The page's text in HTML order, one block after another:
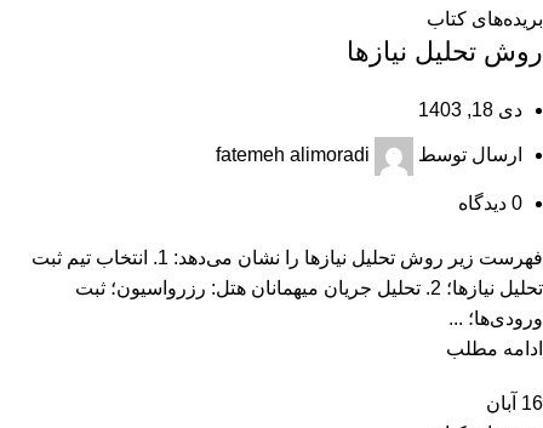
بریده‌های کتاب
روش تحلیل نیازها
دی 18, 1403
ارسال توسط fatemeh alimoradi
0 دیدگاه
فهرست زیر روش تحلیل نیازها را نشان می‌دهد: 1. انتخاب تیم ثبت
تحلیل نیازها؛ 2. تحلیل جریان میهمانان هتل: رزرواسیون؛ ثبت
ورودی‌ها؛ ...
ادامه مطلب
16 آبان